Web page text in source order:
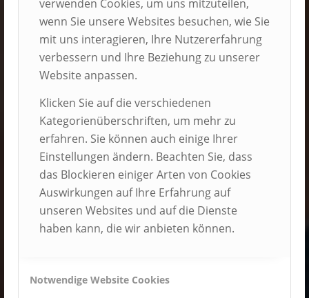
verwenden Cookies, um uns mitzuteilen,
wenn Sie unsere Websites besuchen, wie Sie
mit uns interagieren, Ihre Nutzererfahrung
verbessern und Ihre Beziehung zu unserer
Website anpassen.
Klicken Sie auf die verschiedenen
Kategorienüberschriften, um mehr zu
erfahren. Sie können auch einige Ihrer
Einstellungen ändern. Beachten Sie, dass
das Blockieren einiger Arten von Cookies
Auswirkungen auf Ihre Erfahrung auf
unseren Websites und auf die Dienste
haben kann, die wir anbieten können.
Notwendige Website Cookies
Ich möchte
mein Kind zu
Hause
bekommen
Hausgeburt mit
ganzheitlicher
Betreuung